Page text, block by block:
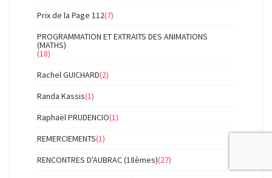
Prix de la Page 112(7)
PROGRAMMATION ET EXTRAITS DES ANIMATIONS
(MATHS)
(18)
Rachel GUICHARD(2)
Randa Kassis(1)
Raphaël PRUDENCIO(1)
REMERCIEMENTS(1)
RENCONTRES D'AUBRAC (18èmes)(27)